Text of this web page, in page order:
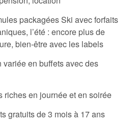
packagées Ski avec forfaits
l’été : encore plus de
bien-être avec les labels
variée en buffets avec des
riches en journée et en soirée
gratuits de 3 mois à 17 ans